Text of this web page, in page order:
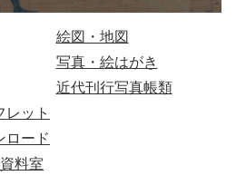
絵図・地図
写真・絵はがき
近代刊行写真帳類
レット
ロード
料室